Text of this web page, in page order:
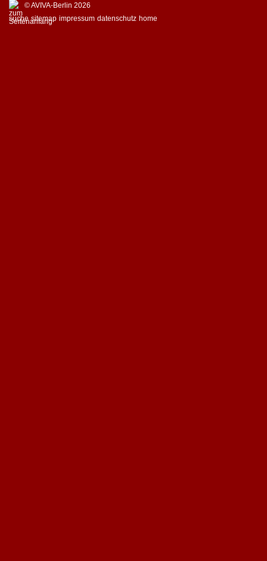
© AVIVA-Berlin 2026
suche sitemap impressum datenschutz home